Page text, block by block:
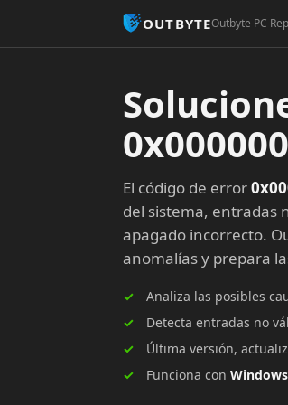
OUTBYTEOutbyte PC
El código de error
del sistema, entradas
apagado incorrecto.
anomalías y prepara
Analiza las posibles
Detecta entradas no
Última versión,
Funciona con